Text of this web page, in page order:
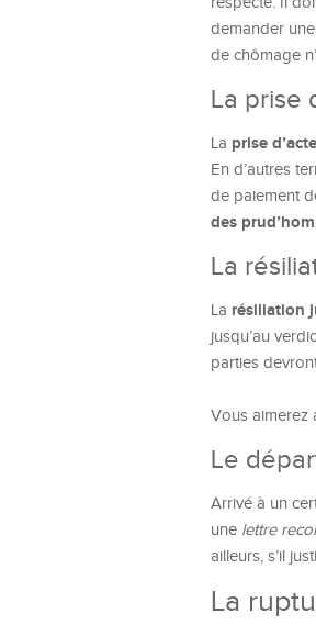
demander
de chômage
La prise
La prise d’acte
En d’autres
de paiement
des
La
La résiliation
jusqu’au
parties
Vous aimerez
Le
Arrivé à un
une lettre
ailleurs, s’il
La